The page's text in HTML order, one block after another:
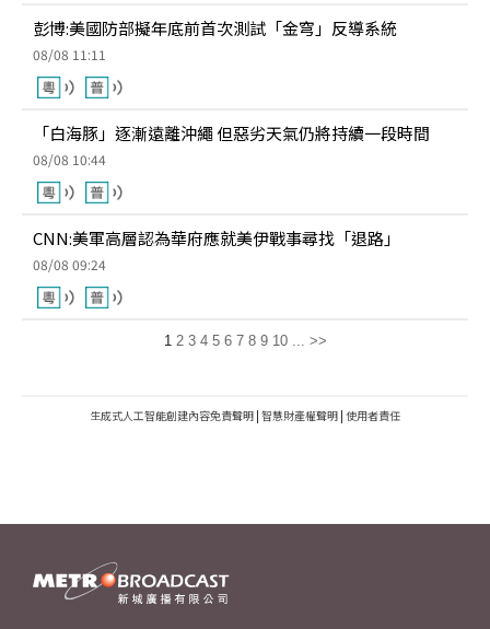
彭博:美國防部擬年底前首次測試「金穹」反導系統
08/08 11:11
「白海豚」逐漸遠離沖繩 但惡劣天氣仍將持續一段時間
08/08 10:44
CNN:美軍高層認為華府應就美伊戰事尋找「退路」
08/08 09:24
1 2 3 4 5 6 7 8 9 10 ... >>
生成式人工智能創建內容免責聲明 | 智慧財產權聲明 | 使用者責任